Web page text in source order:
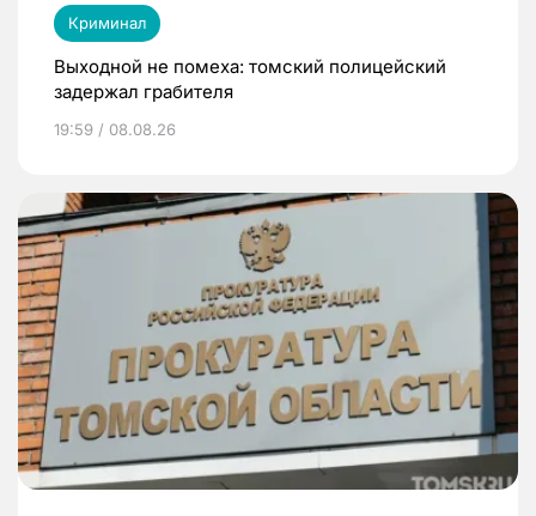
Криминал
Выходной не помеха: томский полицейский
задержал грабителя
19:59 / 08.08.26